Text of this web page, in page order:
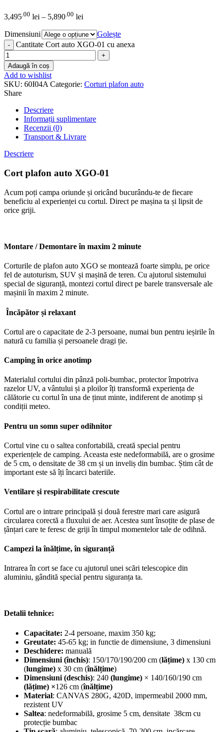
3,495.00 lei – 5,890.00 lei
Dimensiuni
Golește
Cantitate Cort auto XGO-01 cu anexa
Adaugă în coș
Add to wishlist
SKU: 60I04A Categorie: Corturi plafon auto
Share
Descriere
Informații suplimentare
Recenzii (0)
Transport & Livrare
Descriere
Cort plafon auto XGO-01
Acum poți campa oriunde și oricând bucurându-te de fiecare
beneficiu al experienței cu cortul. Direct pe mașina ta și lipsit de
orice griji.
Montare / Demontare în maxim 2 minute
Corturile de plafon auto XGO se montează foarte simplu, pe orice
fel de autoturism, SUV și mașină de teren. Cu ajutorul sistemului
special de siguranță, montezi cortul direct pe barele transversale ale
mașinii în maxim 2 minute.
Încăpător și relaxant
Cortul are o capacitate de 2-3 persoane, numai bun pentru ieșirile în
natură cu familia și persoanele dragi ție.
Camping în orice anotimp
Materialul cortului din pânză poli-bumbac, protector împotriva
razelor UV, a vântului și a ploilor îți transformă experiența de
călătorie cu cortul în una de ținut minte, indiferent de anotimp și
condiții meteo.
Pentru un somn super odihnitor
Cortul vine cu o saltea confortabilă, creată special pentru
experiențele de camping. Aceasta este nedeformabilă, are o grosime
de 5 cm, o densitate de 38 cm și un inveliș din bumbac. Știm cât de
important este să îți încarci bateriile.
Ventilare și respirabilitate crescute
Cortul are o intrare principală și două ferestre mari care asigură
circularea corectă a fluxului de aer. Acestea sunt însoțite de plase de
țânțari care te feresc de griji în timpul momentelor tale de odihnă.
Campezi la înălțime, în siguranță
Intrarea în cort se face cu ajutorul unei scări telescopice din
aluminiu, gândită special pentru siguranța ta.
Detalii tehnice:
Capacitate: 2-4 persoane, maxim 350 kg;
Greutate: 45-65 kg; in functie de dimensiune, 3 dimensiuni
Deschidere: manuală
Dimensiuni (închis): 150/170/190/200 cm (lățime) x 130 cm
(lungime) x 30 cm (înălțime)
Dimensiuni (deschis): 240 (lungime) × 140/160/190 cm
(lățime) ×126 cm (înălțime)
Material: CANVAS 280G, 420D, impermeabil 2000 mm,
rezistent UV
Saltea: nedeformabilă, grosime 5 cm, densitate 38cm cu
protecție bumbac